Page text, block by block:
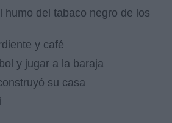
humo del tabaco negro de los
y café
y jugar a la baraja
su casa